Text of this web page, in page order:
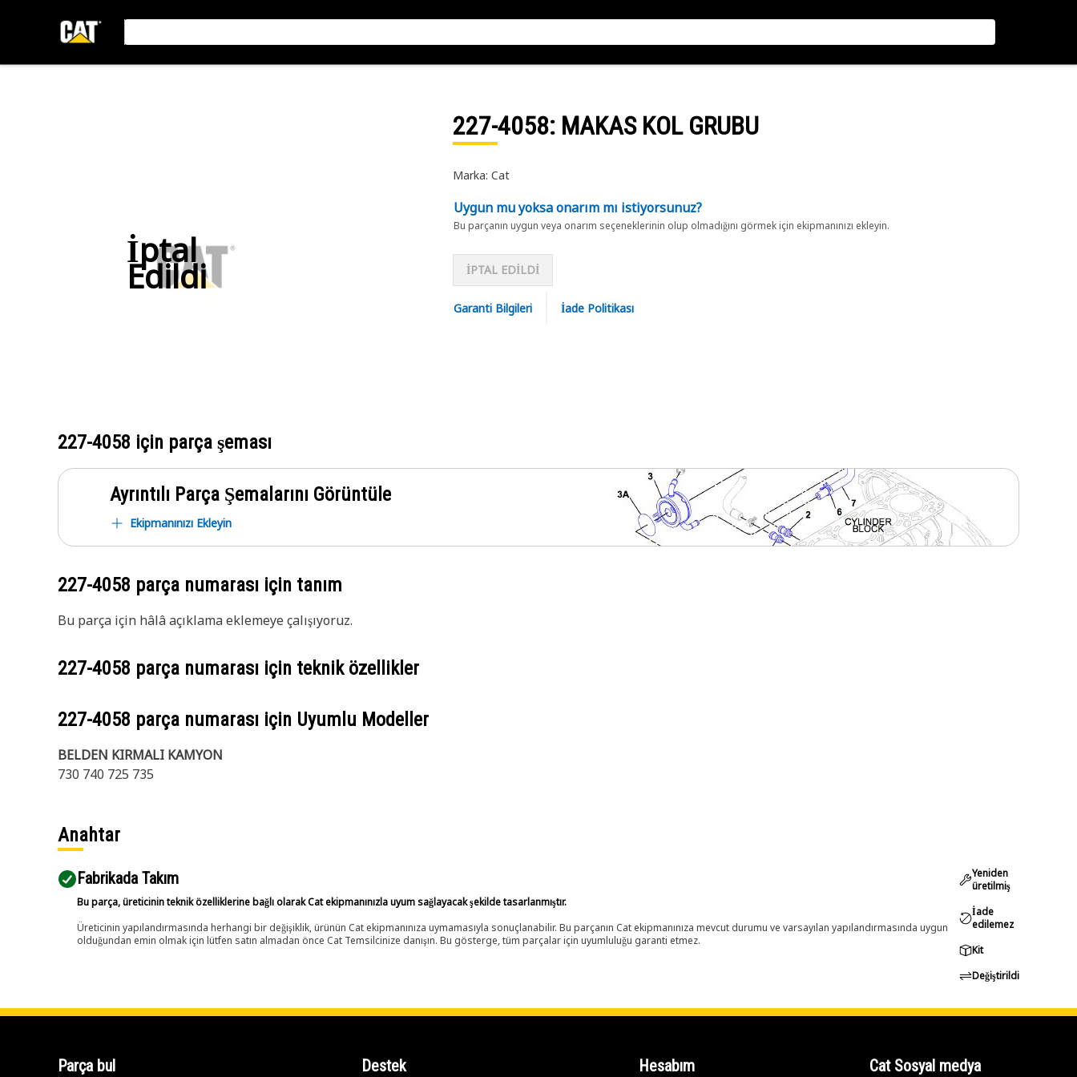
İptal
Edildi
227-4058: MAKAS KOL GRUBU
Marka: Cat
Uygun mu yoksa onarım mı istiyorsunuz?
Bu parçanın uygun veya onarım seçeneklerinin olup olmadığını görmek için ekipmanınızı ekleyin.
İPTAL EDİLDİ
Garanti Bilgileri İade Politikası
227-4058 için parça şeması
Ayrıntılı Parça Şemalarını Görüntüle
Ekipmanınızı Ekleyin
227-4058 parça numarası için tanım
Bu parça için hâlâ açıklama eklemeye çalışıyoruz.
227-4058 parça numarası için teknik özellikler
227-4058 parça numarası için Uyumlu Modeller
BELDEN KIRMALI KAMYON
730 740 725 735
Anahtar
Fabrikada Takım
Bu parça, üreticinin teknik özelliklerine bağlı olarak Cat ekipmanınızla uyum sağlayacak şekilde tasarlanmıştır.
Üreticinin yapılandırmasında herhangi bir değişiklik, ürünün Cat ekipmanınıza uymamasıyla sonuçlanabilir. Bu parçanın Cat ekipmanınıza mevcut durumu ve varsayılan yapılandırmasında uygun
olduğundan emin olmak için lütfen satın almadan önce Cat Temsilcinize danışın. Bu gösterge, tüm parçalar için uyumluluğu garanti etmez.
Yeniden
üretilmiş
İade
edilemez
Kit
Değiştirildi
Parça bul Destek Hesabım Cat Sosyal medya